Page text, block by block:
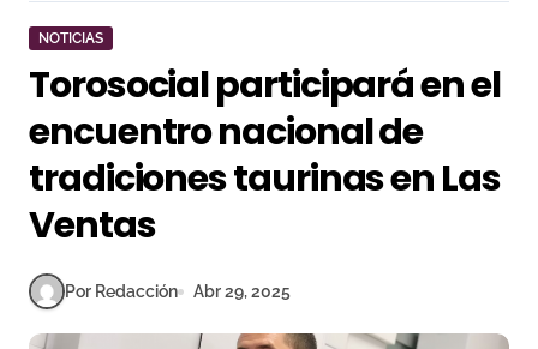
NOTICIAS
Torosocial participará en el
encuentro nacional de
tradiciones taurinas en Las
Ventas
Por Redacción Abr 29, 2025